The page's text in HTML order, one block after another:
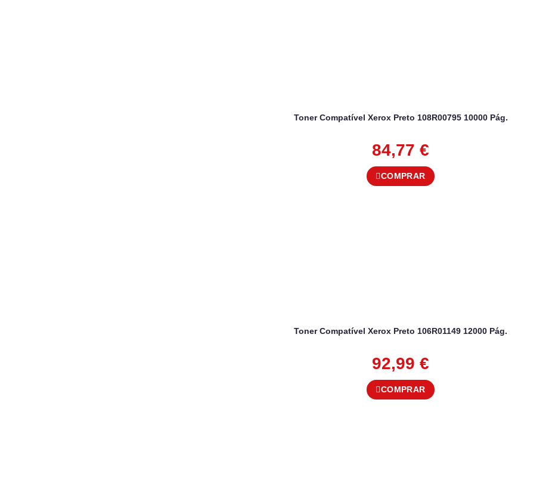
Toner Compatível Xerox Preto 108R00795 10000 Pág.
84,77 €
COMPRAR
Toner Compatível Xerox Preto 106R01149 12000 Pág.
92,99 €
COMPRAR